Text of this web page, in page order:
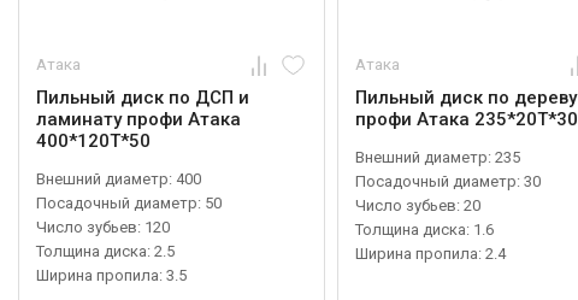
Атака
Пильный диск по ДСП и
ламинату профи Атака
400*120T*50
Внешний диаметр: 400
Посадочный диаметр: 50
Число зубьев: 120
Толщина диска: 2.5
Ширина пропила: 3.5
Атака
Пильный диск по дереву
профи Атака 235*20T*30
Внешний диаметр: 235
Посадочный диаметр: 30
Число зубьев: 20
Толщина диска: 1.6
Ширина пропила: 2.4